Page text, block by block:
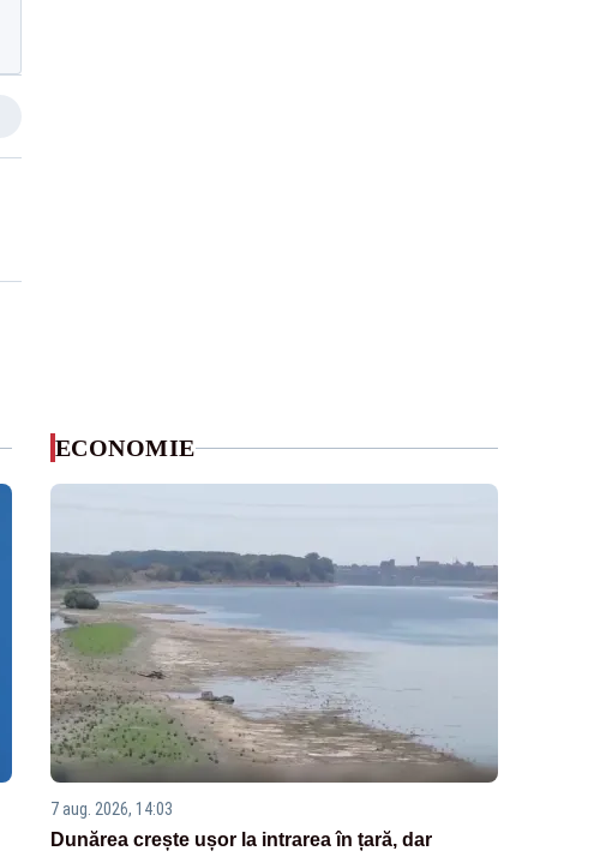
ECONOMIE
7 aug. 2026, 14:03
Dunărea crește ușor la intrarea în țară, dar